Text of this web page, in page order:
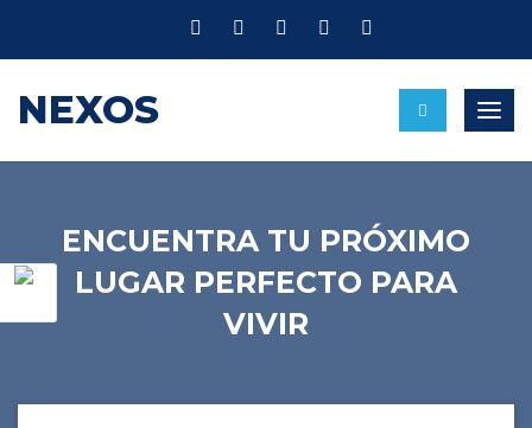
NEXOS
ENCUENTRA TU PRÓXIMO
LUGAR PERFECTO PARA
VIVIR